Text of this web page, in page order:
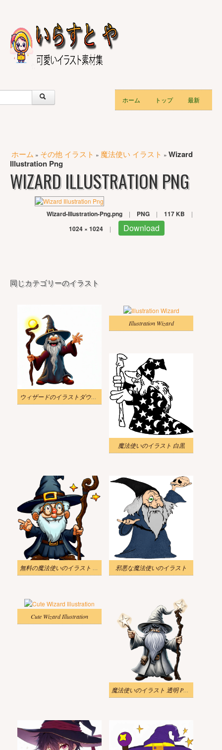
ホーム トップ 最新
ホーム » その他 イラスト » 魔法使い イラスト » Wizard
Illustration Png
WIZARD ILLUSTRATION PNG
Wizard-Illustration-Png.png | PNG | 117 KB |
1024 × 1024 | Download
同じカテゴリーのイラスト
ウィザードのイラストダウンロード
Illustration Wizard
魔法使いのイラスト 白黒
無料の魔法使いのイラスト 透明 邪悪な魔法使いのイラスト
Cute Wizard Illustration
魔法使いのイラスト 透明 PNG